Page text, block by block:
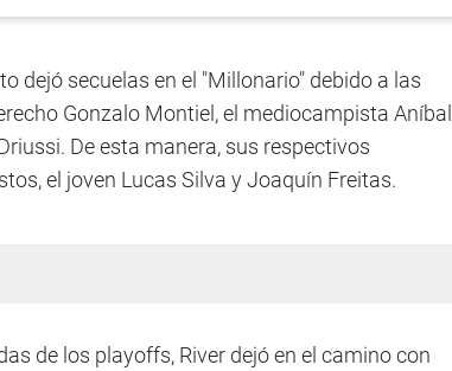
dejó secuelas en el "Millonario" debido a las
Gonzalo Montiel, el mediocampista Aníbal
De esta manera, sus respectivos
el joven Lucas Silva y Joaquín Freitas.
de los playoffs, River dejó en el camino con